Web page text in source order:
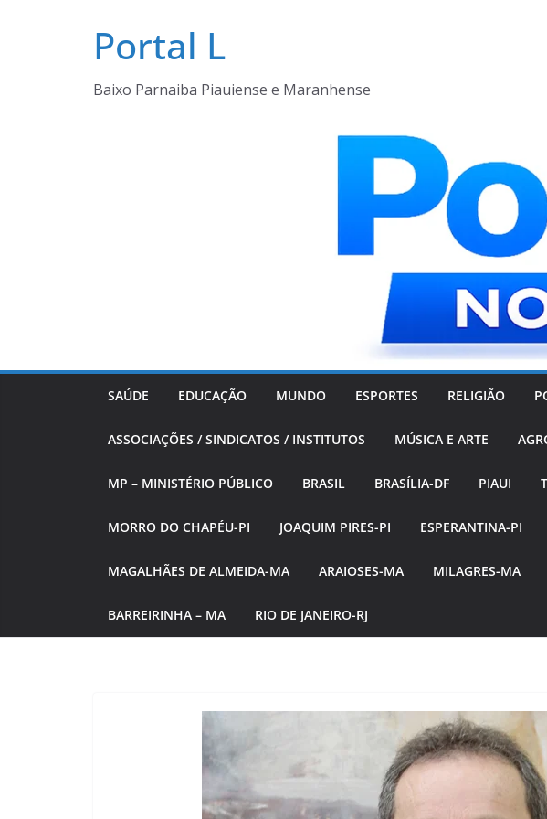
Portal L
Baixo Parnaiba Piauiense e Maranhense
SAÚDE EDUCAÇÃO MUNDO ESPORTES RELIGIÃO
ASSOCIAÇÕES / SINDICATOS / INSTITUTOS MÚSICA E ARTE
MP – MINISTÉRIO PÚBLICO BRASIL BRASÍLIA-DF PIAUI
MORRO DO CHAPÉU-PI JOAQUIM PIRES-PI ESPERANTINA-PI
MAGALHÃES DE ALMEIDA-MA ARAIOSES-MA MILAGRES-MA
BARREIRINHA – MA RIO DE JANEIRO-RJ